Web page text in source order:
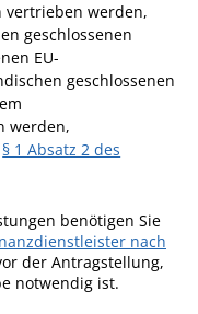
der NetzeBW
vertrieben werden,
geschlossenen
EU-
geschlossenen
werden,
§ 1 Absatz 2 des
benötigen Sie
nach
der Antragstellung,
notwendig ist.